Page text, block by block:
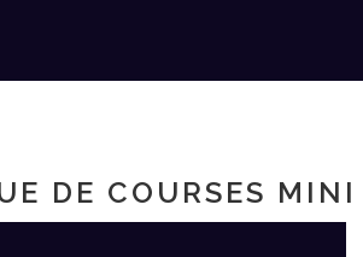
DE COURSES MINI